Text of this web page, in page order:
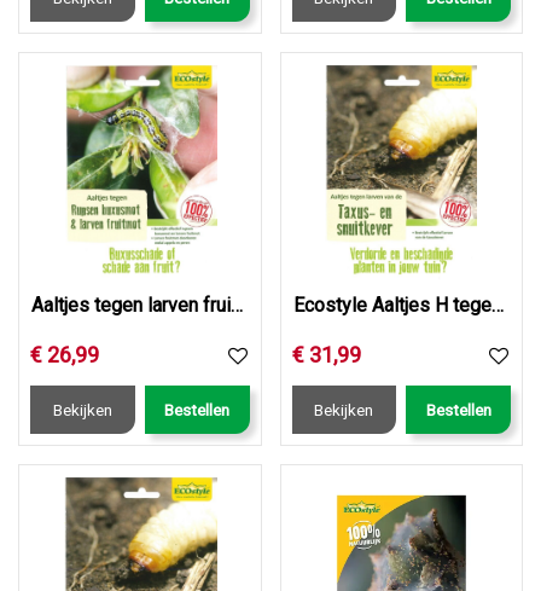
Aaltjes tegen larven fruitmot
€ 26,99
Bekijken Bestellen
Ecostyle Aaltjes H tegen larven taxus- en snuitkever 25 mln…
€ 31,99
Bekijken Bestellen